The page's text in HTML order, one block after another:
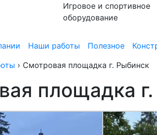
Игровое и спортивное
оборудование
Наши работы Полезное
› Смотровая площадка г. Рыбинск
площадка